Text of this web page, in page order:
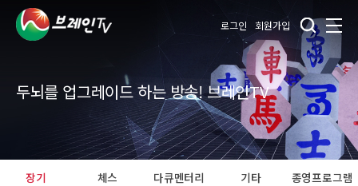
로그인 회원가입
두뇌를 업그레이드 하는 방송! 브레인TV
장기 체스 다큐멘터리 기타 종영프로그램